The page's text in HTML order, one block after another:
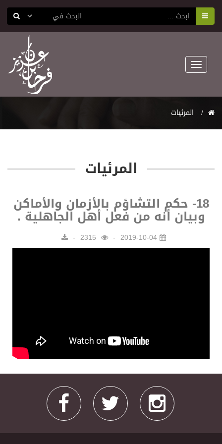
Toggle
navigation
المرئيات
المرئيات
18- حكم التشاؤم بالأزمان والأماكن
وبيان أنه من فعل أهل الجاهلية .
2019-10-04